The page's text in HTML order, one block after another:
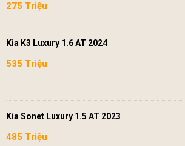
275 Triệu
Kia K3 Luxury 1.6 AT 2024
535 Triệu
Kia Sonet Luxury 1.5 AT 2023
485 Triệu